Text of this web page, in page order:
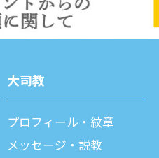
⼤司教
プロフィール・紋章
メッセージ・説教